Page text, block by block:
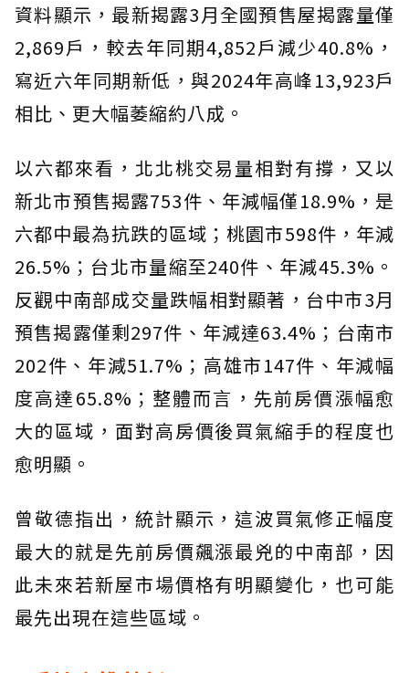
資料顯示，最新揭露3月全國預售屋揭露量僅
2,869戶，較去年同期4,852戶減少40.8%，
寫近六年同期新低，與2024年高峰13,923戶
相比、更大幅萎縮約八成。
以六都來看，北北桃交易量相對有撐，又以
新北市預售揭露753件、年減幅僅18.9%，是
六都中最為抗跌的區域；桃園市598件，年減
26.5%；台北市量縮至240件、年減45.3%。
反觀中南部成交量跌幅相對顯著，台中市3月
預售揭露僅剩297件、年減達63.4%；台南市
202件、年減51.7%；高雄市147件、年減幅
度高達65.8%；整體而言，先前房價漲幅愈
大的區域，面對高房價後買氣縮手的程度也
愈明顯。
曾敬德指出，統計顯示，這波買氣修正幅度
最大的就是先前房價飆漲最兇的中南部，因
此未來若新屋市場價格有明顯變化，也可能
最先出現在這些區域。